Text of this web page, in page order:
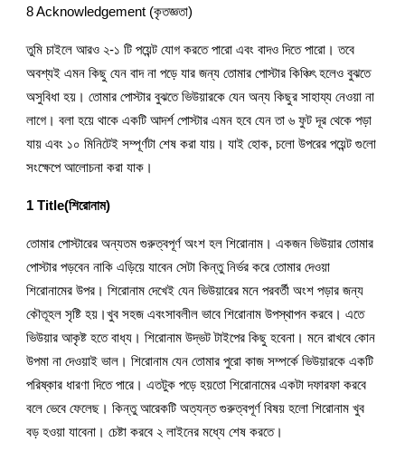
8 Acknowledgement (কৃতজ্ঞতা)
তুমি চাইলে আরও ২-১ টি পয়েন্ট যোগ করতে পারো এবং বাদও দিতে পারো। তবে
অবশ্যই এমন কিছু যেন বাদ না পড়ে যার জন্য তোমার পোস্টার কিঞ্চিৎ হলেও বুঝতে
অসুবিধা হয়। তোমার পোস্টার বুঝতে ভিউয়ারকে যেন অন্য কিছুর সাহায্য নেওয়া না
লাগে। বলা হয়ে থাকে একটি আদর্শ পোস্টার এমন হবে যেন তা ৬ ফুট দূর থেকে পড়া
যায় এবং ১০ মিনিটেই সম্পূর্ণটা শেষ করা যায়। যাই হোক, চলো উপরের পয়েন্ট গুলো
সংক্ষেপে আলোচনা করা যাক।
1 Title(শিরোনাম)
তোমার পোস্টারের অন্যতম গুরুত্বপূর্ণ অংশ হল শিরোনাম। একজন ভিউয়ার তোমার
পোস্টার পড়বেন নাকি এড়িয়ে যাবেন সেটা কিন্তু নির্ভর করে তোমার দেওয়া
শিরোনামের উপর। শিরোনাম দেখেই যেন ভিউয়ারের মনে পরবর্তী অংশ পড়ার জন্য
কৌতূহল সৃষ্টি হয়।খুব সহজ এবংসাবলীল ভাবে শিরোনাম উপস্থাপন করবে। এতে
ভিউয়ার আকৃষ্ট হতে বাধ্য। শিরোনাম উদ্ভট টাইপের কিছু হবেনা। মনে রাখবে কোন
উপমা না দেওয়াই ভাল। শিরোনাম যেন তোমার পুরো কাজ সম্পর্কে ভিউয়ারকে একটি
পরিষ্কার ধারণা দিতে পারে। এতটুক পড়ে হয়তো শিরোনামের একটা দফারফা করবে
বলে ভেবে ফেলেছ। কিন্তু আরেকটি অত্যন্ত গুরুত্বপূর্ণ বিষয় হলো শিরোনাম খুব
বড় হওয়া যাবেনা। চেষ্টা করবে ২ লাইনের মধ্যে শেষ করতে।